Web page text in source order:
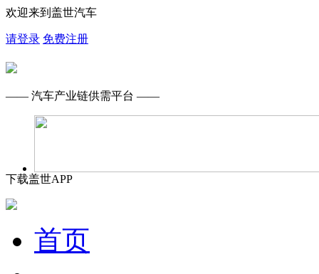
欢迎来到盖世汽车
请登录 免费注册
—— 汽车产业链供需平台 ——
下载盖世APP
首页